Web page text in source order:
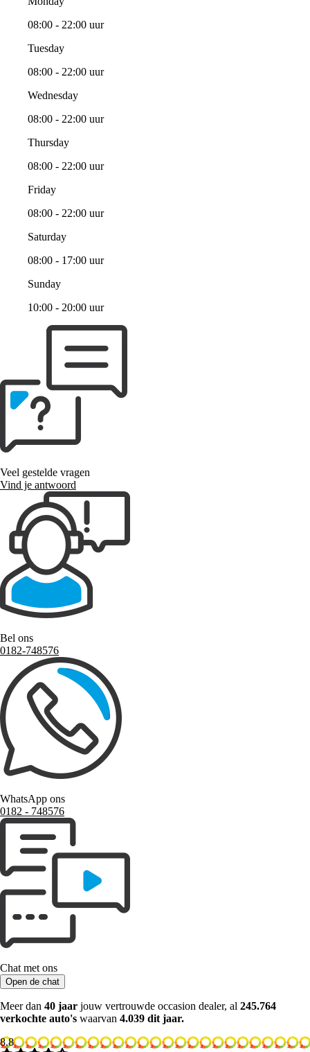
08:00 - 22:00 uur
Tuesday
08:00 - 22:00 uur
Wednesday
08:00 - 22:00 uur
Thursday
08:00 - 22:00 uur
Friday
08:00 - 22:00 uur
Saturday
08:00 - 17:00 uur
Sunday
10:00 - 20:00 uur
Veel gestelde vragen
Vind je antwoord
Bel ons
0182-748576
WhatsApp ons
0182 ‑ 748576
Chat met ons
Open de chat
Meer dan 40 jaar jouw vertrouwde occasion dealer, al 245.764
verkochte auto's waarvan 4.039 dit jaar.
8.8